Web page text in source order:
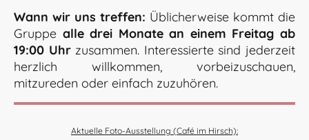
Wann wir uns treffen: Üblicherweise kommt die
Gruppe alle drei Monate an einem Freitag ab
19:00 Uhrzusammen. Interessierte sind jederzeit
herzlich willkommen, vorbeizuschauen,
mitzureden oder einfach zuzuhören.
Aktuelle Foto-Ausstellung (Café im Hirsch):